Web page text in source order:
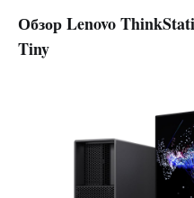
Обзор Lenovo
Tiny